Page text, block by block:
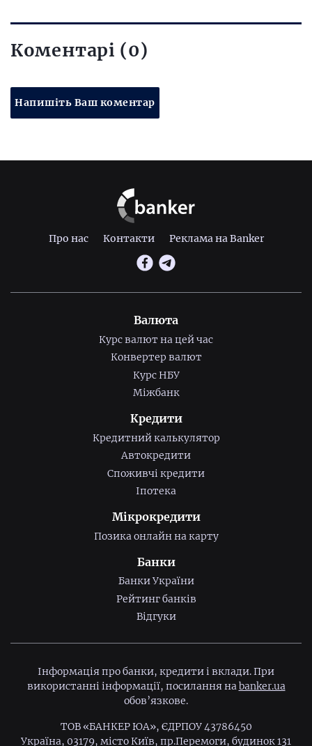
Коментарі (0)
Напишіть Ваш коментар
Про нас Контакти Реклама на Banker
Валюта
Курс валют на цей час
Конвертер валют
Курс НБУ
Міжбанк
Кредити
Кредитний калькулятор
Автокредити
Споживчі кредити
Іпотека
Мікрокредити
Позика онлайн на карту
Банки
Банки України
Рейтинг банків
Відгуки
Інформація про банки, кредити і вклади. При
використанні інформації, посилання наbanker.ua
обов’язкове.
ТОВ «БАНКЕР ЮА», ЄДРПОУ 43786450
Україна, 03179, місто Київ, пр.Перемоги, будинок 131